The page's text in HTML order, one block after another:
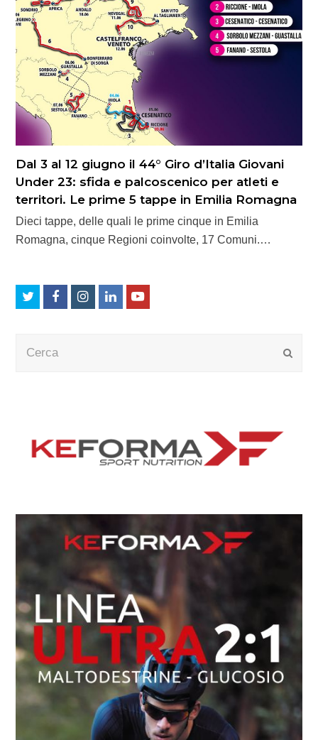
Dal 3 al 12 giugno il 44° Giro d’Italia Giovani
Under 23: sfida e palcoscenico per atleti e
territori. Le prime 5 tappe in Emilia Romagna
Dieci tappe, delle quali le prime cinque in Emilia
Romagna, cinque Regioni coinvolte, 17 Comuni.…
TwitterFacebookInstagram
LinkedInYoutube